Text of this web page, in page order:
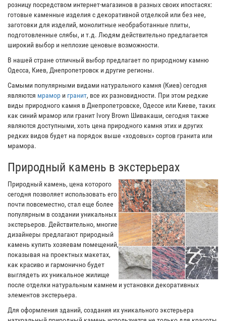
розницу посредством интернет-магазинов в разных своих ипостасях:
готовые каменные изделия с декоративной отделкой или без нее,
заготовки для изделий, монолитные необработанные плиты,
подготовленные слябы, и т.д. Людям действительно предлагается
широкий выбор и неплохие ценовые возможности.
В нашей стране отличный выбор предлагает по природному камню
Одесса, Киев, Днепропетровск и другие регионы.
Самыми популярными видами натурального камня (Киев) сегодня
являются мрамор и гранит, все их разновидности. При этом редкие
виды природного камня в Днепропетровске, Одессе или Киеве, таких
как синий мрамор или гранит Ivory Brown Шивакаши, сегодня также
являются доступными, хоть цена природного камня этих и других
редких видов будет на порядок выше «ходовых» сортов гранита или
мрамора.
Природный камень в экстерьерах
Природный камень, цена которого
сегодня позволяет использовать его
почти повсеместно, стал еще более
популярным в создании уникальных
экстерьеров. Действительно, многие
дизайнеры предлагают природный
камень купить хозяевам помещений,
показывая на проектных макетах,
как красиво и гармонично будет
выглядеть их уникальное жилище
после отделки натуральным камнем и установки декоративных
элементов экстерьера.
Для оформления зданий, создания их уникального экстерьера